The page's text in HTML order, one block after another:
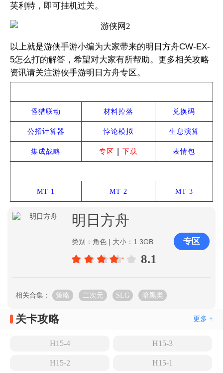
芙利特，即可挂机过关。
以上就是游侠手游小编为大家带来的明日方舟CW-EX-
5怎么打的解答，希望对大家有所帮助。更多相关攻略
资讯请关注游侠手游明日方舟专区。
怪猎联动 材料掉落 兑换码
公招计算器 悖论模拟 生息演算
集成战略 专区 | 下载 表情包
MT-1 MT-2 MT-3
明日方舟
类别：角色 | 大小：1.3GB
8.1
专区
相关合集： 策略 二次元 SLG 暗黑类
关卡攻略 更多 +
H15-4 H15-3
H15-2 H15-1